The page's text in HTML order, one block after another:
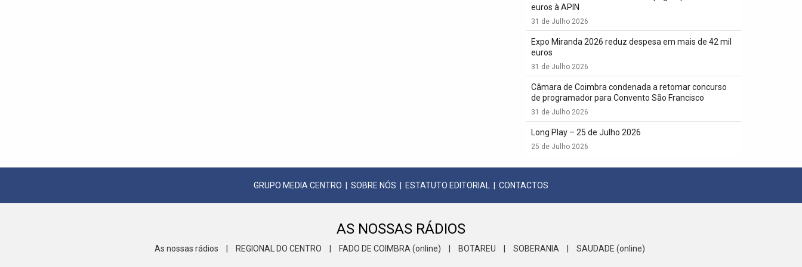
euros à APIN
31 de Julho 2026
Expo Miranda 2026 reduz despesa em mais de 42 mil
euros
31 de Julho 2026
Câmara de Coimbra condenada a retomar concurso
de programador para Convento São Francisco
31 de Julho 2026
Long Play – 25 de Julho 2026
25 de Julho 2026
GRUPO MEDIA CENTRO SOBRE NÓS ESTATUTO EDITORIAL CONTACTOS
AS NOSSAS RÁDIOS
As nossas rádios REGIONAL DO CENTRO FADO DE COIMBRA (online) BOTAREU SOBERANIA SAUDADE (online)